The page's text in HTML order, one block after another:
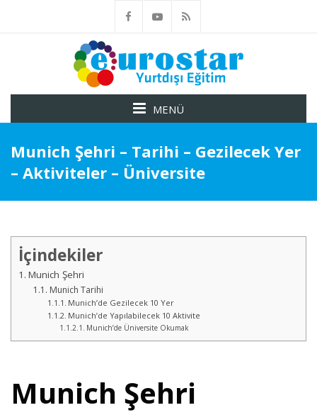
MENÜ
Munich Şehri – Tarihi – Gezilecek Yer
– Aktiviteler – Üniversite
İçindekiler
Munich Şehri
Munich Tarihi
Munich’de Gezilecek 10 Yer
Munich’de Yapılabilecek 10 Aktivite
Munich’de Üniversite Okumak
Munich Şehri